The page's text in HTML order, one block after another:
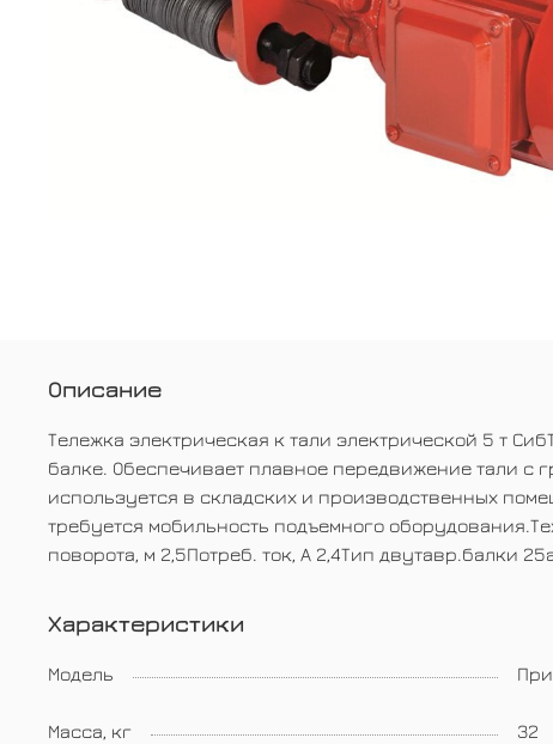
Описание
Тележка электрическая к тали электрической 5 т
балке. Обеспечивает плавное передвижение тали с
используется в складских и производственных
требуется мобильность подъемного
поворота, м 2,5Потреб. ток, А 2,4Тип двутавр.балки
Характеристики
Модель
Масса, кг 32